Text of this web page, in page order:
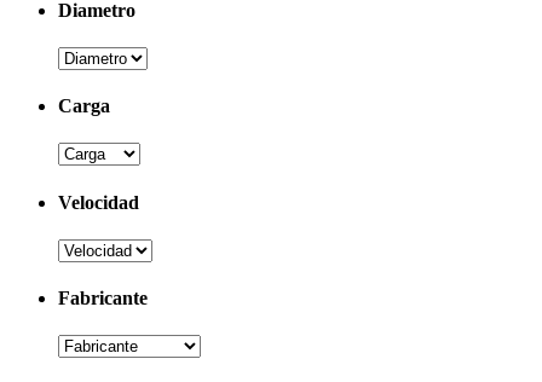
Diametro
Carga
Velocidad
Fabricante